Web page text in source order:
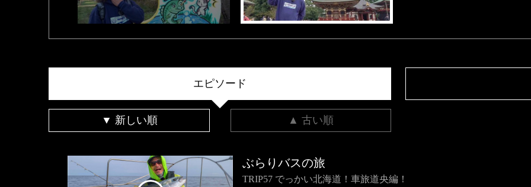
エピソード
▼ 新しい順 ▲ 古い順
ぶらりバスの旅
TRIP57 でっかい北海道！車旅道央編！